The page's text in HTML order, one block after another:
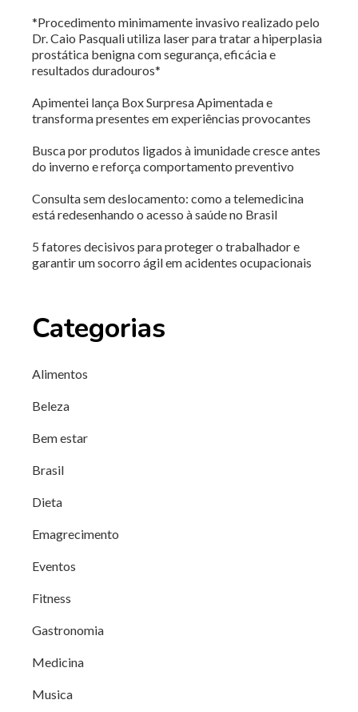
*Procedimento minimamente invasivo realizado pelo
Dr. Caio Pasquali utiliza laser para tratar a hiperplasia
prostática benigna com segurança, eficácia e
resultados duradouros*
Apimentei lança Box Surpresa Apimentada e
transforma presentes em experiências provocantes
Busca por produtos ligados à imunidade cresce antes
do inverno e reforça comportamento preventivo
Consulta sem deslocamento: como a telemedicina
está redesenhando o acesso à saúde no Brasil
5 fatores decisivos para proteger o trabalhador e
garantir um socorro ágil em acidentes ocupacionais
Categorias
Alimentos
Beleza
Bem estar
Brasil
Dieta
Emagrecimento
Eventos
Fitness
Gastronomia
Medicina
Musica